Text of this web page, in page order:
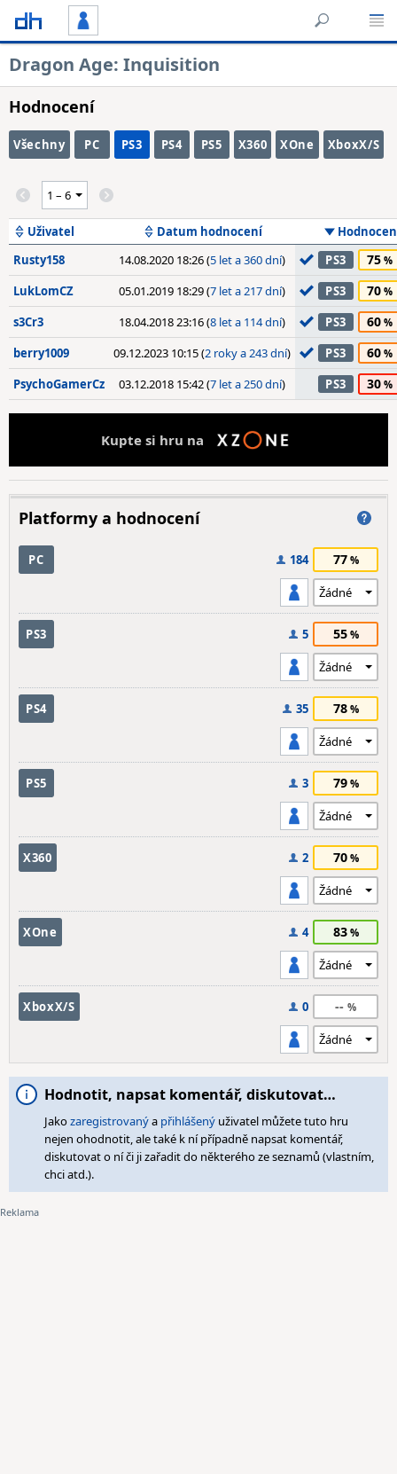
Dragon Age: Inquisition
Hodnocení
Všechny PC PS3 PS4 PS5 X360 XOne XboxX/S
Uživatel Datum hodnocení
Rusty158
14.08.2020 18:26 (5 let a 360 dní) PS3 75
LukLomCZ 05.01.2019 18:29 (7 let a 217 dní) PS3 70
s3Cr3 18.04.2018 23:16 (8 let a 114 dní) PS3 60
berry1009 09.12.2023 10:15 (2 roky a 243 dní) PS3 60
PsychoGamerCz 03.12.2018 15:42 (7 let a 250 dní) PS3 30
Kupte si hru na
Platformy a hodnocení
PC 184 77
PS3 5 55
PS4 35 78
PS5 3 79
X360 2 70
XOne 4 83
XboxX/S 0 --
Hodnotit, napsat komentář, diskutovat…
Jakozaregistrovanýa přihlášený uživatel můžete tuto hru
nejen ohodnotit, ale také k ní případně napsat komentář,
diskutovat o ní či ji zařadit do některého ze seznamů (vlastním,
chci atd.).